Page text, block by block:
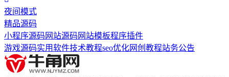
夜间模式
精品源码
小程序源码 网站源码 网站模板程序插件
游戏源码实用软件技术教程seo优化网创教程站务公告